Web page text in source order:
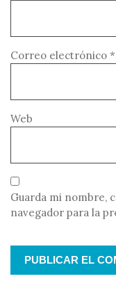
Correo electrónico *
Web
Guarda mi nombre,
navegador para la